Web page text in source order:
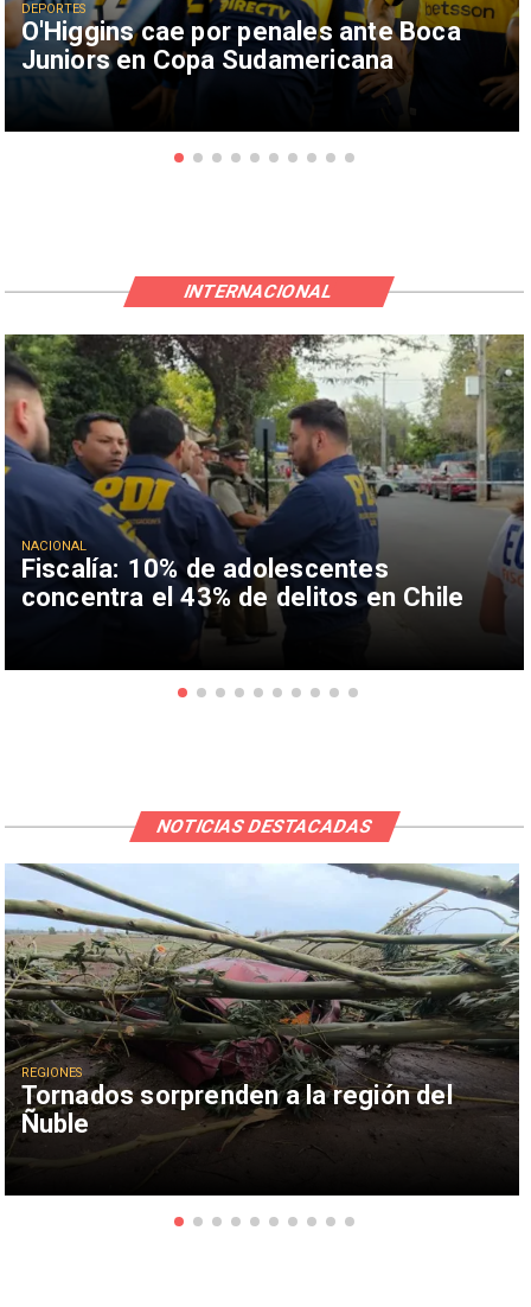
O'Higgins cae por penales ante Boca
Juniors en Copa Sudamericana
DEPORTES
Fiscalía: 10% de adolescentes
concentra el 43% de delitos en Chile
NACIONAL
INTERNACIONAL
Tornados sorprenden a la región del
Ñuble
REGIONES
NOTICIAS DESTACADAS